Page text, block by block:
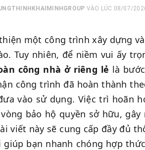
VÀO LÚC 08/07/
một công trình xây dựng
Tuy nhiên, để niềm vui ấy
công nhà ở riêng lẻ là
công trình đã hoàn thành
vào sử dụng. Việc trì hoãn
bảo hộ quyền sở hữu,
viết này sẽ cung cấp đầy đủ
giúp bạn nhanh chóng hợp